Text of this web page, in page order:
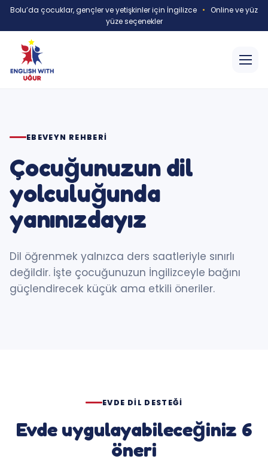
Bolu’da çocuklar, gençler ve yetişkinler için İngilizce • Online ve yüz
yüze seçenekler
EBEVEYN REHBERI
Çocuğunuzun dil
yolculuğunda
yanınızdayız
Dil öğrenmek yalnızca ders saatleriyle sınırlı
değildir. İşte çocuğunuzun İngilizceyle bağını
güçlendirecek küçük ama etkili öneriler.
EVDE DIL DESTEĞI
Evde uygulayabileceğiniz 6
öneri